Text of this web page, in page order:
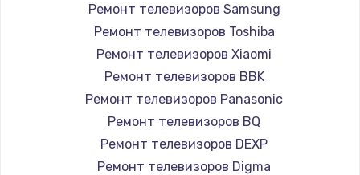
Замена Bluetooth/Wi-Fi модуля
Заказать
Замена картридера
890 руб.
Ремонт телевизоров Samsung
Ремонт телевизоров Toshiba
Ремонт телевизоров Xiaomi
Ремонт телевизоров BBK
Ремонт телевизоров Panasonic
Ремонт телевизоров BQ
Ремонт телевизоров DEXP
Ремонт телевизоров Digma